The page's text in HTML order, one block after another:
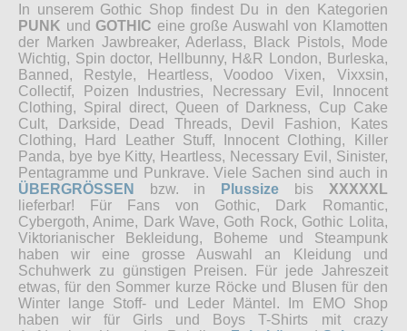
In unserem Gothic Shop findest Du in den Kategorien
PUNK und GOTHIC eine große Auswahl von Klamotten
der Marken Jawbreaker, Aderlass, Black Pistols, Mode
Wichtig, Spin doctor, Hellbunny, H&R London, Burleska,
Banned, Restyle, Heartless, Voodoo Vixen, Vixxsin,
Collectif, Poizen Industries, Necressary Evil, Innocent
Clothing, Spiral direct, Queen of Darkness, Cup Cake
Cult, Darkside, Dead Threads, Devil Fashion, Kates
Clothing, Hard Leather Stuff, Innocent Clothing, Killer
Panda, bye bye Kitty, Heartless, Necessary Evil, Sinister,
Pentagramme und Punkrave. Viele Sachen sind auch in
ÜBERGRÖSSEN
bzw. in Plussize bis XXXXXL
lieferbar! Für Fans von Gothic, Dark Romantic,
Cybergoth, Anime, Dark Wave, Goth Rock, Gothic Lolita,
Viktorianischer Bekleidung, Boheme und Steampunk
haben wir eine grosse Auswahl an Kleidung und
Schuhwerk zu günstigen Preisen. Für jede Jahreszeit
etwas, für den Sommer kurze Röcke und Blusen für den
Winter lange Stoff- und Leder Mäntel. Im EMO Shop
haben wir für Girls und Boys T-Shirts mit crazy